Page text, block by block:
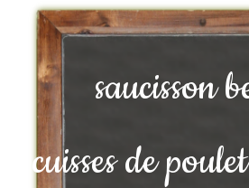
saucisson
cuisses de